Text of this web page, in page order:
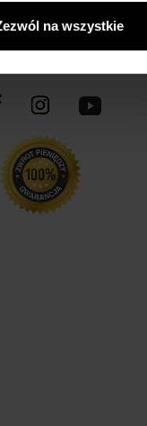
na wszystkie
E-mail*